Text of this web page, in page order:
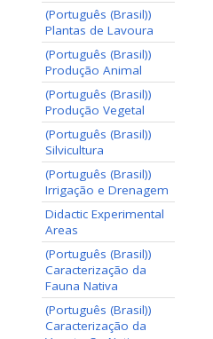
(Português (Brasil))
Plantas de Lavoura
(Português (Brasil))
Produção Animal
(Português (Brasil))
Produção Vegetal
(Português (Brasil))
Silvicultura
(Português (Brasil))
Irrigação e Drenagem
Didactic Experimental
Areas
(Português (Brasil))
Caracterização da
Fauna Nativa
(Português (Brasil))
Caracterização da